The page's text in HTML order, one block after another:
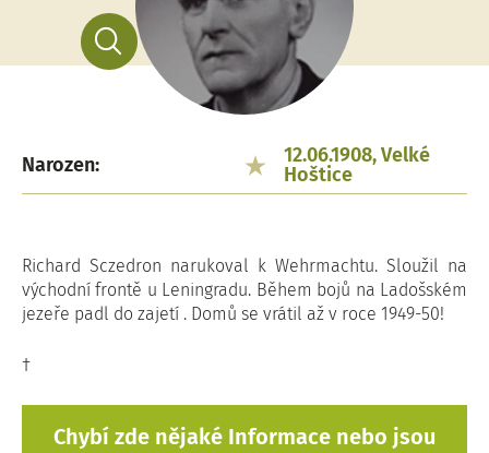
Narozen:
12.06.1908, Velké
Hoštice
Richard Sczedron narukoval k Wehrmachtu. Sloužil na
východní frontě u Leningradu. Během bojů na Ladošském
jezeře padl do zajetí . Domů se vrátil až v roce 1949-50!
†
Chybí zde nějaké Informace nebo jsou